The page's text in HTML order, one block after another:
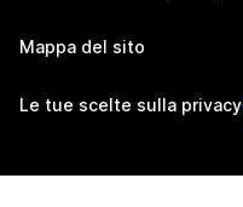
Mappa del sito
Le tue scelte sulla privacy